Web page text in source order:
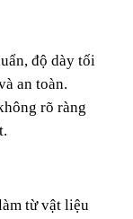
độ dày tối
an toàn.
rõ ràng
từ vật liệu